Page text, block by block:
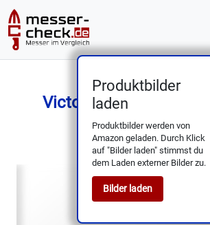
Produktbilder
laden
Produktbilder werden von
Amazon geladen. Durch Klick
auf "Bilder laden" stimmst du
dem Laden externer Bilder zu.
Bilder laden
Victorinox Swiss
Brotmesser 21